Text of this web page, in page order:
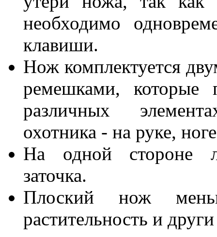
необходимо
клавиши.
Нож комплектуется
ремешками, которые
различных
охотника - на руке,
На одной стороне
заточка.
Плоский нож
растительность и